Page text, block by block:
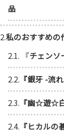
品
2.私のおすすめの
2.1. 『チェンソ
2.2. 『銀牙 -流
2.3. 『幽☆遊☆
2.4. 『ヒカルの